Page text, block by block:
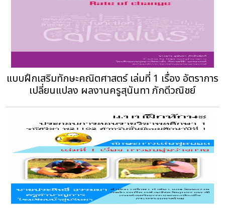
แบบฝึกเสริมทักษะคณิตศาสตร์ เล่มที่ 1 เรื่อง อัตราการ
เปลี่ยนแปลง ผลงานครูสุนันทา ภักดีวณิชย์